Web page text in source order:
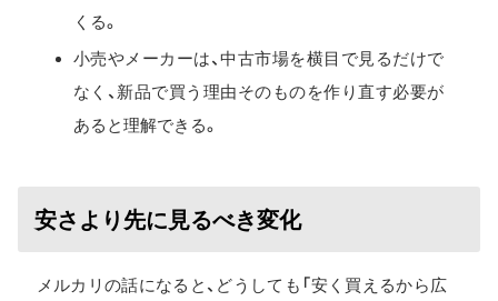
くる。
小売やメーカーは、中古市場を横目で見るだけで
なく、新品で買う理由そのものを作り直す必要が
あると理解できる。
安さより先に見るべき変化
メルカリの話になると、どうしても「安く買えるから広